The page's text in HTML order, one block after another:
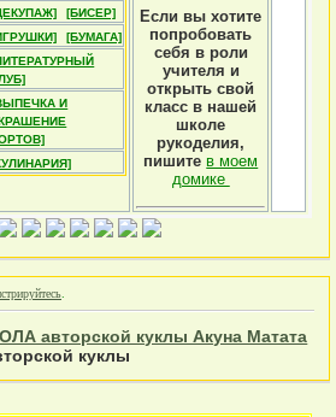
[БИСЕР]
[БУМАГА]
И
Если вы хотите
попробовать
себя в роли
учителя и
открыть свой
класс в нашей
школе
рукоделия,
пишите в моем
домике
авторской куклы Акуна Матата
куклы